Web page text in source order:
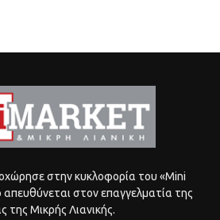
στην κυκλοφορία του «Mini
απευθύνεται στον επαγγελματία της
της Μικρής Λιανικής.